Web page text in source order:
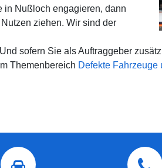
in Nußloch engagieren, dann
ziehen. Wir sind der
sofern Sie als Auftraggeber
Themenbereich Defekte Fahrzeuge